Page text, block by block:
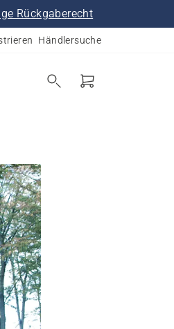
Rückgaberecht
Händlersuche